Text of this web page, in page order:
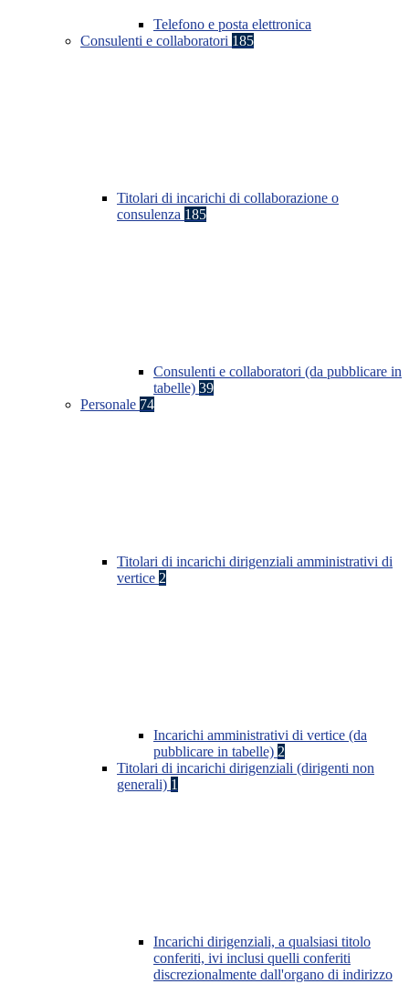
Telefono e posta elettronica
Consulenti e collaboratori 185
Titolari di incarichi di collaborazione o
consulenza 185
Consulenti e collaboratori (da pubblicare in
tabelle) 39
Personale 74
Titolari di incarichi dirigenziali amministrativi di
vertice 2
Incarichi amministrativi di vertice (da
pubblicare in tabelle) 2
Titolari di incarichi dirigenziali (dirigenti non
generali) 1
Incarichi dirigenziali, a qualsiasi titolo
conferiti, ivi inclusi quelli conferiti
discrezionalmente dall'organo di indirizzo